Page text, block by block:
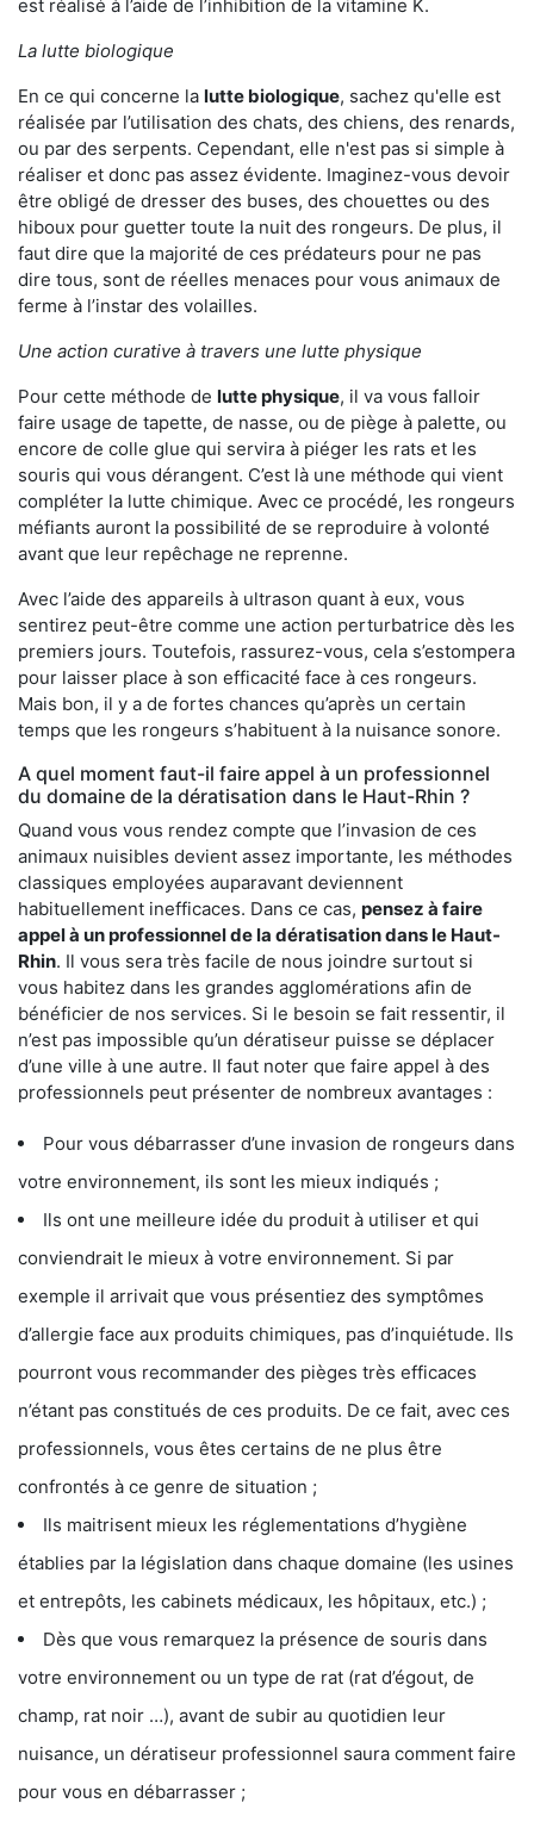
est réalisé à l’aide de l’inhibition de la vitamine K.
La lutte biologique
En ce qui concerne la lutte biologique, sachez qu'elle est
réalisée par l’utilisation des chats, des chiens, des renards,
ou par des serpents. Cependant, elle n'est pas si simple à
réaliser et donc pas assez évidente. Imaginez-vous devoir
être obligé de dresser des buses, des chouettes ou des
hiboux pour guetter toute la nuit des rongeurs. De plus, il
faut dire que la majorité de ces prédateurs pour ne pas
dire tous, sont de réelles menaces pour vous animaux de
ferme à l’instar des volailles.
Une action curative à travers une lutte physique
Pour cette méthode de lutte physique, il va vous falloir
faire usage de tapette, de nasse, ou de piège à palette, ou
encore de colle glue qui servira à piéger les rats et les
souris qui vous dérangent. C’est là une méthode qui vient
compléter la lutte chimique. Avec ce procédé, les rongeurs
méfiants auront la possibilité de se reproduire à volonté
avant que leur repêchage ne reprenne.
Avec l’aide des appareils à ultrason quant à eux, vous
sentirez peut-être comme une action perturbatrice dès les
premiers jours. Toutefois, rassurez-vous, cela s’estompera
pour laisser place à son efficacité face à ces rongeurs.
Mais bon, il y a de fortes chances qu’après un certain
temps que les rongeurs s’habituent à la nuisance sonore.
A quel moment faut-il faire appel à un professionnel
du domaine de la dératisation dans le Haut-Rhin ?
Quand vous vous rendez compte que l’invasion de ces
animaux nuisibles devient assez importante, les méthodes
classiques employées auparavant deviennent
habituellement inefficaces. Dans ce cas, pensez à faire
appel à un professionnel de la dératisation dans le Haut-
Rhin. Il vous sera très facile de nous joindre surtout si
vous habitez dans les grandes agglomérations afin de
bénéficier de nos services. Si le besoin se fait ressentir, il
n’est pas impossible qu’un dératiseur puisse se déplacer
d’une ville à une autre. Il faut noter que faire appel à des
professionnels peut présenter de nombreux avantages :
Pour vous débarrasser d’une invasion de rongeurs dans
votre environnement, ils sont les mieux indiqués ;
Ils ont une meilleure idée du produit à utiliser et qui
conviendrait le mieux à votre environnement. Si par
exemple il arrivait que vous présentiez des symptômes
d’allergie face aux produits chimiques, pas d’inquiétude. Ils
pourront vous recommander des pièges très efficaces
n’étant pas constitués de ces produits. De ce fait, avec ces
professionnels, vous êtes certains de ne plus être
confrontés à ce genre de situation ;
Ils maitrisent mieux les réglementations d’hygiène
établies par la législation dans chaque domaine (les usines
et entrepôts, les cabinets médicaux, les hôpitaux, etc.) ;
Dès que vous remarquez la présence de souris dans
votre environnement ou un type de rat (rat d’égout, de
champ, rat noir …), avant de subir au quotidien leur
nuisance, un dératiseur professionnel saura comment faire
pour vous en débarrasser ;